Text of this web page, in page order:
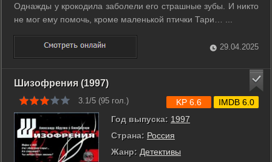
Однажды у крокодила заболели его страшные зубы. И никто
не мог ему помочь, кроме маленькой птички Тари… ...
29.04.2025
Шизофрения (1997)
3.1/5 (95 гол.)
Год выпуска: 1997
Страна: Россия
Жанр: Детективы
KP 6.6 IMDB 6.0